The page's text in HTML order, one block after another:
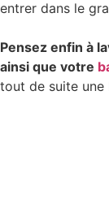
entrer dans le
Pensez enfin à
ainsi que votre
tout de suite une